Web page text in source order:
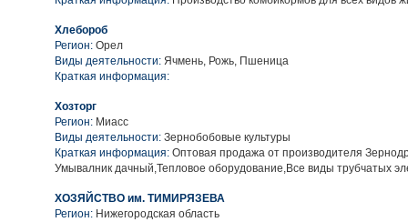
Хлебороб
Регион: Орел
Виды деятельности: Ячмень, Рожь, Пшеница
Краткая информация:
Хозторг
Регион: Миасс
Виды деятельности: Зернобобовые культуры
Краткая информация: Оптовая продажа от производителя
Умывалник дачный,Тепловое оборудование,Все виды трубчатых
ХОЗЯЙСТВО им. ТИМИРЯЗЕВА
Регион: Нижегородская область